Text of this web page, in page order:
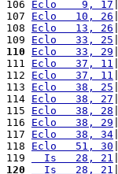
106 Eclo    9, 17
107 Eclo   10, 26
108 Eclo   13, 26
109 Eclo   33, 25
110
Eclo   33, 29
111 Eclo   37, 11
112 Eclo   37, 11
113 Eclo   38, 25
114 Eclo   38, 27
115 Eclo   38, 28
116 Eclo   38, 29
117 Eclo   38, 34
118 Eclo   51, 30
119
  Is   28, 21
120
  Is   28, 21